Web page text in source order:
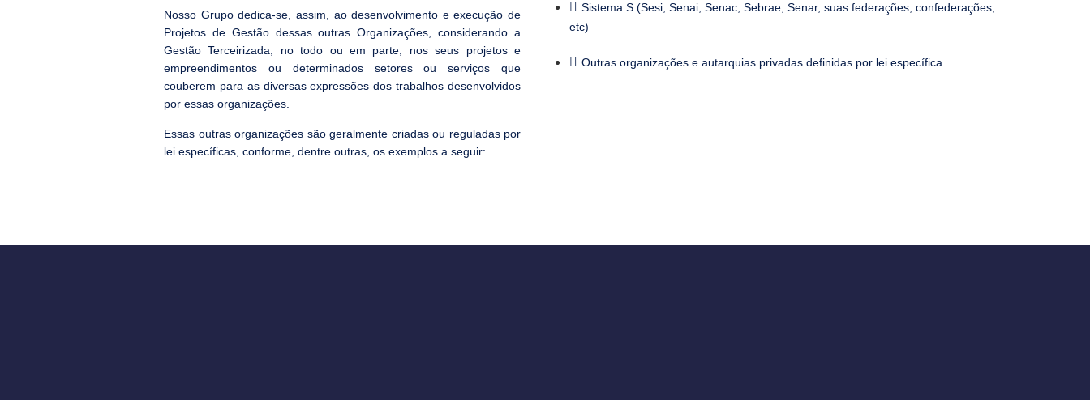
Nosso Grupo dedica-se, assim, ao desenvolvimento e execução de
Projetos de Gestão dessas outras Organizações, considerando a
Gestão Terceirizada, no todo ou em parte, nos seus projetos e
empreendimentos ou determinados setores ou serviços que
couberem para as diversas expressões dos trabalhos desenvolvidos
por essas organizações.
Essas outras organizações são geralmente criadas ou reguladas por
lei específicas, conforme, dentre outras, os exemplos a seguir:
Sistema S (Sesi, Senai, Senac, Sebrae, Senar, suas federações, confederações,
etc)
Outras organizações e autarquias privadas definidas por lei específica.